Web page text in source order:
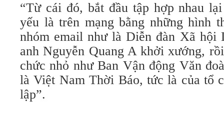
“Từ cái đó, bắt đầu tập hợp nhau
yếu là trên mạng bằng những hình
nhóm email như là Diễn đàn Xã hội
anh Nguyễn Quang A khởi xướng,
chức nhỏ như Ban Vận động Văn
là Việt Nam Thời Báo, tức là của tổ
lập”.